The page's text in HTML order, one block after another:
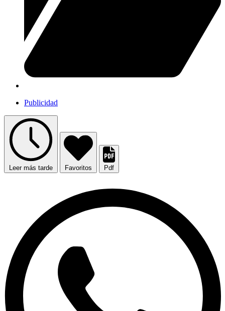
Publicidad
Leer más tarde Favoritos Pdf